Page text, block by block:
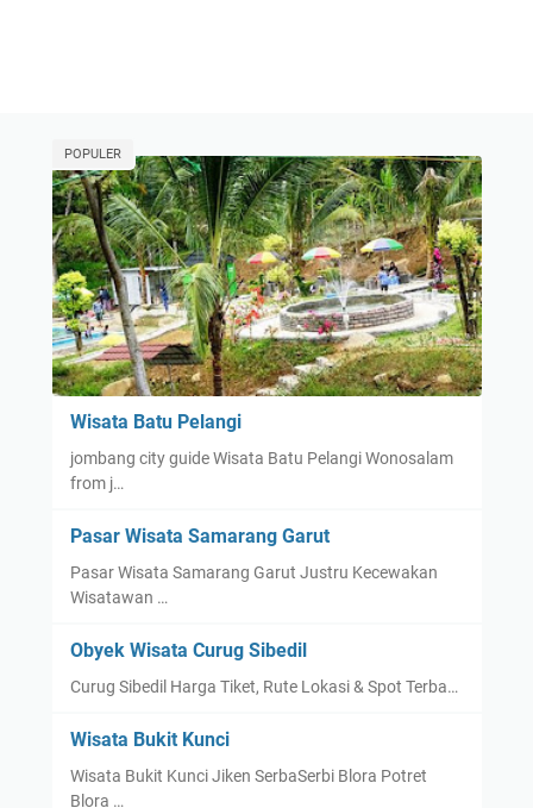
POPULER
Wisata Batu Pelangi
jombang city guide Wisata Batu Pelangi Wonosalam
from j…
Pasar Wisata Samarang Garut
Pasar Wisata Samarang Garut Justru Kecewakan
Wisatawan …
Obyek Wisata Curug Sibedil
Curug Sibedil Harga Tiket, Rute Lokasi & Spot Terba…
Wisata Bukit Kunci
Wisata Bukit Kunci Jiken SerbaSerbi Blora Potret
Blora …